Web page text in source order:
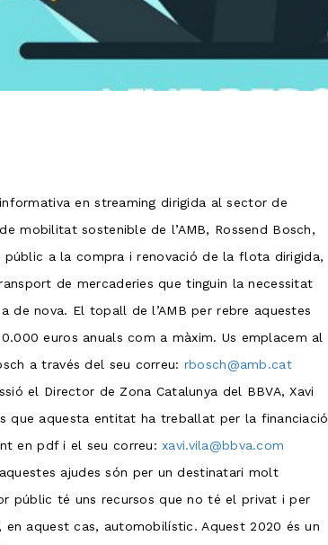
en streaming dirigida al sector de
mobilitat sostenible de l’AMB, Rossend Bosch,
a la compra i renovació de la flota dirigida,
de mercaderies que tinguin la necessitat
de nova. El topall de l’AMB per rebre aquestes
euros anuals com a màxim. Us emplacem al
a través del seu correu: rbosch@amb.cat
el Director de Zona Catalunya del BBVA, Xavi
que aquesta entitat ha treballat per la financiació
en pdf i el seu correu:xavi.vila@bbva.com
ajudes són per un destinatari molt
públic té uns recursos que no té el privat i per
aquest cas, automobilístic. Aquest 2020 és un